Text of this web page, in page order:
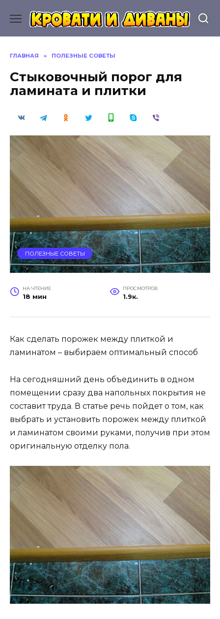
содержанию
ГЛАВНАЯ » ПОЛЕЗНЫЕ СОВЕТЫ
Стыковочный порог для
ламината и плитки
ПОЛЕЗНЫЕ СОВЕТЫ
НА ЧТЕНИЕ
18 мин
ПРОСМОТРОВ
1.9к.
Как сделать порожек между плиткой и
ламинатом – выбираем оптимальный способ
На сегодняшний день объединить в одном
помещении сразу два напольных покрытия не
составит труда. В статье речь пойдет о том, как
выбрать и установить порожек между плиткой
и ламинатом своими руками, получив при этом
оригинальную отделку пола.